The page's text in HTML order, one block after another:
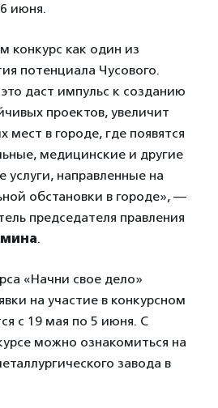
июня.
конкурс как один из
потенциала Чусового.
даст импульс к созданию
проектов, увеличит
мест в городе, где появятся
медицинские и другие
направленные на
обстановки в городе», —
председателя правления
.
«Начни свое дело»
на участие в конкурсном
с 19 мая по 5 июня. С
можно ознакомиться на
завода в